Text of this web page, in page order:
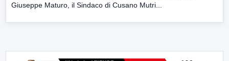
Giuseppe Maturo, il Sindaco di Cusano Mutri...